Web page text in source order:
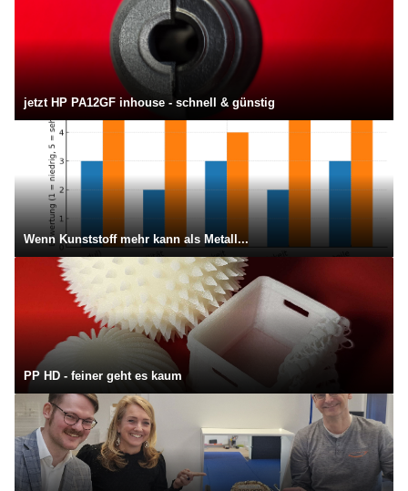
jetzt HP PA12GF inhouse - schnell & günstig
Wenn Kunststoff mehr kann als Metall...
PP HD - feiner geht es kaum